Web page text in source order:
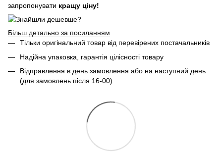
запропонувати кращу ціну!
Більш детально за посиланням
Тільки оригінальний товар від перевірених постачальників
Надійна упаковка, гарантія цілісності товару
Відправлення в день замовлення або на наступний день
(для замовлень після 16-00)